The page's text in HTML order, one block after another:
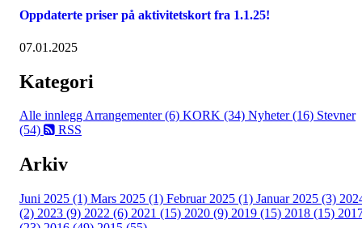
Oppdaterte priser på aktivitetskort fra 1.1.25!
07.01.2025
Kategori
Alle innleggArrangementer (6) KORK (34) Nyheter (16) Stevner
(54)
RSS
Arkiv
Juni 2025 (1) Mars 2025 (1) Februar 2025 (1) Januar 2025 (3)
(2) 2023 (9) 2022 (6) 2021 (15) 2020 (9) 2019 (15) 2018 (15)